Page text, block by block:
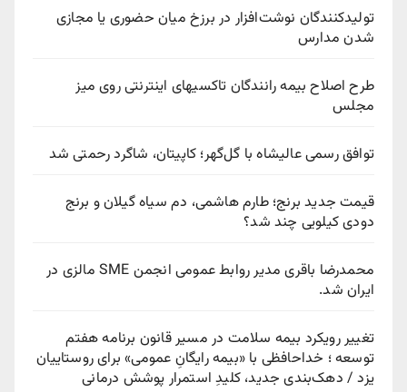
تولیدکنندگان نوشت‌افزار در برزخ میان حضوری یا مجازی
شدن مدارس
طرح اصلاح بیمه رانندگان تاکسیهای اینترنتی روی میز
مجلس
توافق رسمی عالیشاه با گل‌گهر؛ کاپیتان، شاگرد رحمتی شد
قیمت جدید برنج؛ طارم هاشمی، دم سیاه گیلان و برنج
دودی کیلویی چند شد؟
محمدرضا باقری مدیر روابط عمومی انجمن SME مالزی در
ایران شد.
تغییر رویکرد بیمه سلامت در مسیر قانون برنامه هفتم
توسعه ؛ خداحافظی با «بیمه رایگانِ عمومی» برای روستاییان
یزد / دهک‌بندی جدید، کلیدِ استمرار پوشش درمانی